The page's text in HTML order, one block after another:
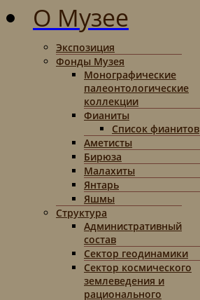
О Музее
Экспозиция
Фонды Музея
Монографические
палеонтологические
коллекции
Фианиты
Список фианитов
Аметисты
Бирюза
Малахиты
Янтарь
Яшмы
Структура
Административный
состав
Сектор геодинамики
Сектор космического
землеведения и
рационального